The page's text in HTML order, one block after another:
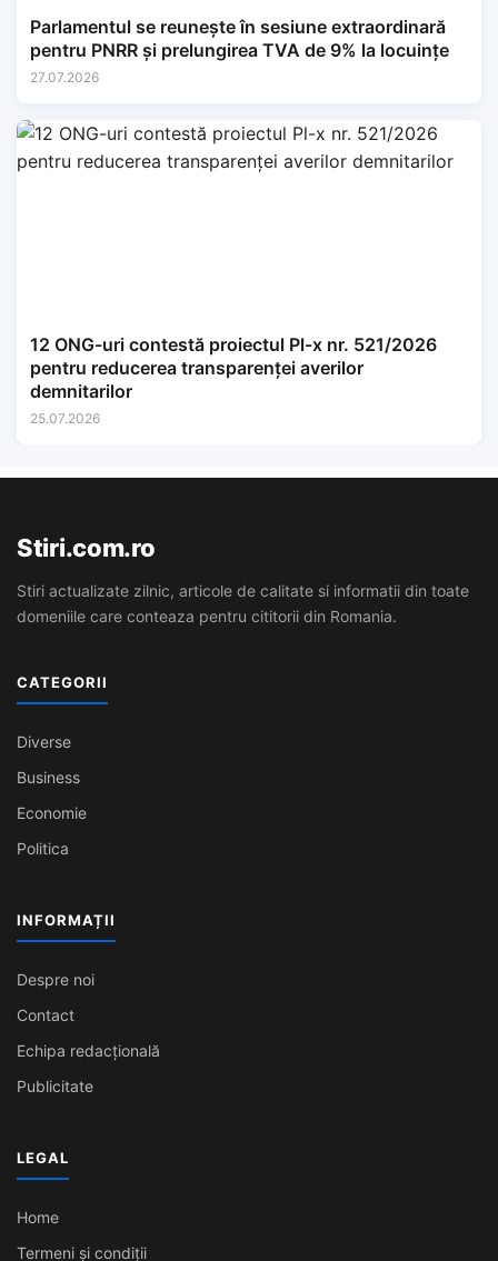
Parlamentul se reunește în sesiune extraordinară
pentru PNRR și prelungirea TVA de 9% la locuințe
27.07.2026
12 ONG-uri contestă proiectul Pl-x nr. 521/2026
pentru reducerea transparenței averilor
demnitarilor
25.07.2026
Stiri.com.ro
Stiri actualizate zilnic, articole de calitate si informatii din toate
domeniile care conteaza pentru cititorii din Romania.
CATEGORII
Diverse
Business
Economie
Politica
INFORMAȚII
Despre noi
Contact
Echipa redacțională
Publicitate
LEGAL
Home
Termeni și condiții